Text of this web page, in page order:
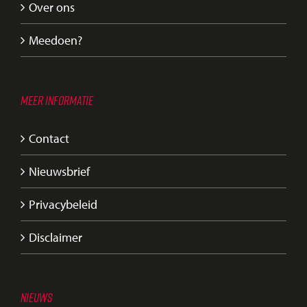
Over ons
Meedoen?
MEER INFORMATIE
Contact
Nieuwsbrief
Privacybeleid
Disclaimer
NIEUWS